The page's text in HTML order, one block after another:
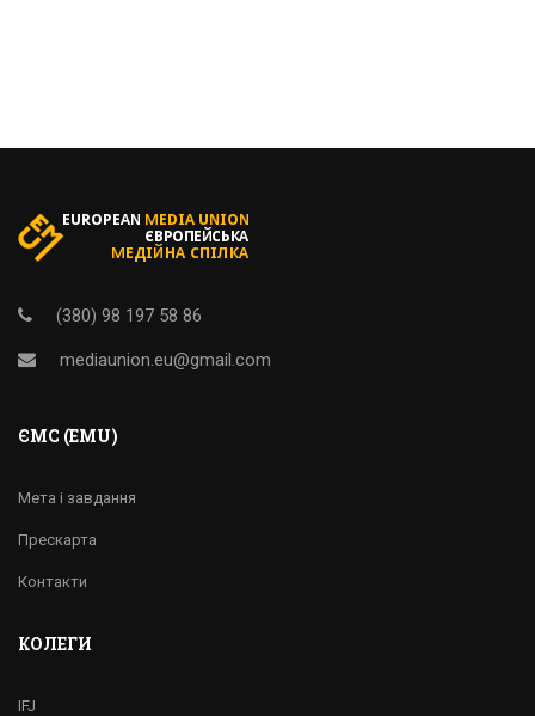
(380) 98 197 58 86
mediaunion.eu@gmail.com
ЄМС (EMU)
Мета і завдання
Прескарта
Контакти
КОЛЕГИ
IFJ